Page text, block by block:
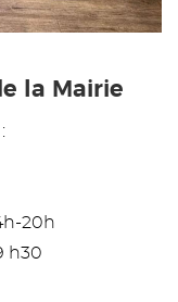
la Mairie
20h
h30